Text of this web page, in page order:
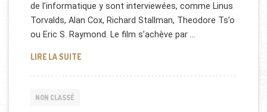
de l’informatique y sont interviewées, comme Linus
Torvalds, Alan Cox, Richard Stallman, Theodore Ts’o
ou Eric S. Raymond. Le film s’achève par …
LIRE LA SUITENOM DE CODE : LINUX [DOCUMENTAIRE COMPLET]
NON CLASSÉ